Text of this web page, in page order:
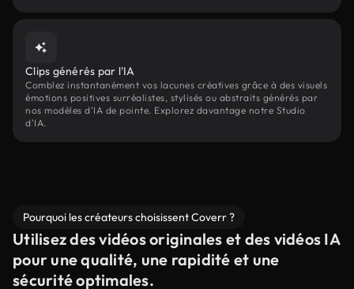
Clips générés par l'IA
Comblez instantanément vos lacunes créatives grâce à des visuels
émotions positives surréalistes, stylisés ou abstraits générés par
nos modèles d'IA de pointe. Explorez davantage notre Studio
d'IA.
Pourquoi les créateurs choisissent Coverr ?
Utilisez des vidéos originales et des vidéos IA
pour une qualité, une rapidité et une
sécurité optimales.